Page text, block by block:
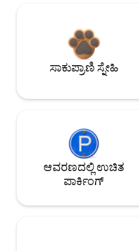
ಸಾಕುಪ್ರಾಣಿ ಸ್ನೇಹಿ
ಆವರಣದಲ್ಲಿ ಉಚಿತ
ಪಾರ್ಕಿಂಗ್